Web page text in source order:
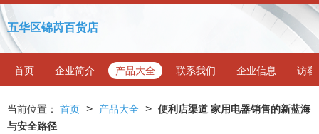
五华区锦芮百货店
首页 企业简介 产品大全 联系我们 企业信息 访客
当前位置： 首页 > 产品大全 > 便利店渠道 家用电器销售的新蓝海
与安全路径